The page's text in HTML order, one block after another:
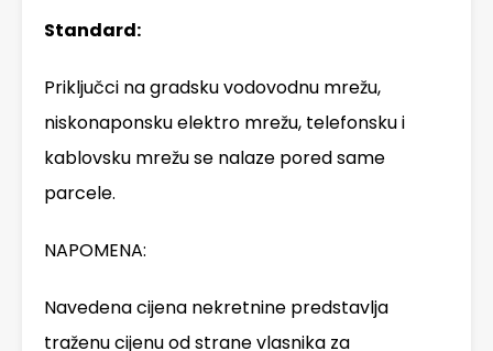
Standard:
Priključci na gradsku vodovodnu mrežu,
niskonaponsku elektro mrežu, telefonsku i
kablovsku mrežu se nalaze pored same
parcele.
NAPOMENA:
Navedena cijena nekretnine predstavlja
traženu cijenu od strane vlasnika za